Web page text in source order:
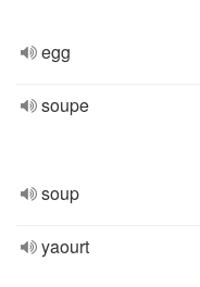
egg
soupe
soup
yaourt